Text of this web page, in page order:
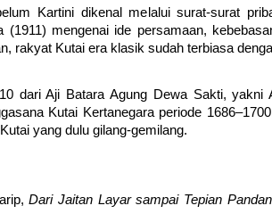
Kartini dikenal melalui surat-surat
(1911) mengenai ide persamaan,
rakyat Kutai era klasik sudah terbiasa
dari Aji Batara Agung Dewa Sakti, yakni
Kutai Kertanegara periode
yang dulu gilang-gemilang.
Dari Jaitan Layar sampai Tepian